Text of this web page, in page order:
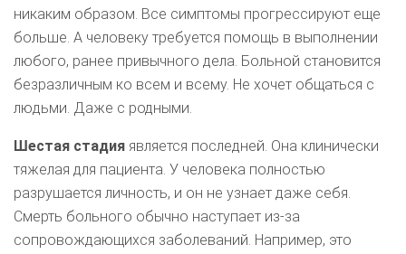
никаким образом. Все симптомы прогрессируют еще
больше. А человеку требуется помощь в выполнении
любого, ранее привычного дела. Больной становится
безразличным ко всем и всему. Не хочет общаться с
людьми. Даже с родными.
Шестая стадия является последней. Она клинически
тяжелая для пациента. У человека полностью
разрушается личность, и он не узнает даже себя.
Смерть больного обычно наступает из-за
сопровождающихся заболеваний. Например, это